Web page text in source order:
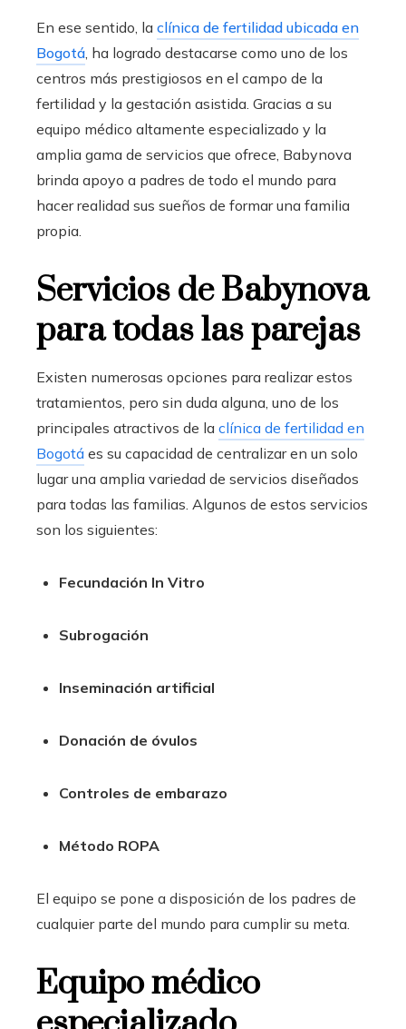
En ese sentido, la clínica de fertilidad ubicada en
Bogotá, ha logrado destacarse como uno de los
centros más prestigiosos en el campo de la
fertilidad y la gestación asistida. Gracias a su
equipo médico altamente especializado y la
amplia gama de servicios que ofrece, Babynova
brinda apoyo a padres de todo el mundo para
hacer realidad sus sueños de formar una familia
propia.
Servicios de Babynova
para todas las parejas
Existen numerosas opciones para realizar estos
tratamientos, pero sin duda alguna, uno de los
principales atractivos de la clínica de fertilidad en
Bogotá es su capacidad de centralizar en un solo
lugar una amplia variedad de servicios diseñados
para todas las familias. Algunos de estos servicios
son los siguientes:
Fecundación In Vitro
Subrogación
Inseminación artificial
Donación de óvulos
Controles de embarazo
Método ROPA
El equipo se pone a disposición de los padres de
cualquier parte del mundo para cumplir su meta.
Equipo médico